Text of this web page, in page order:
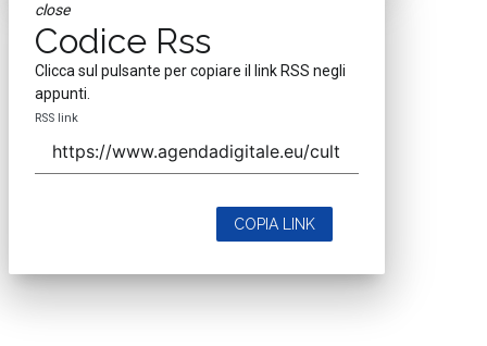
close
Codice Rss
Clicca sul pulsante per copiare il link RSS negli
appunti.
RSS link
COPIA LINK